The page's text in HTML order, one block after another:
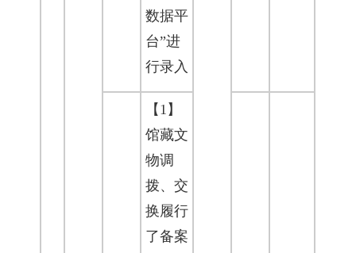
数据平
台”进
行录入
【1】
馆藏文
物调
拨、交
换履行
了备案